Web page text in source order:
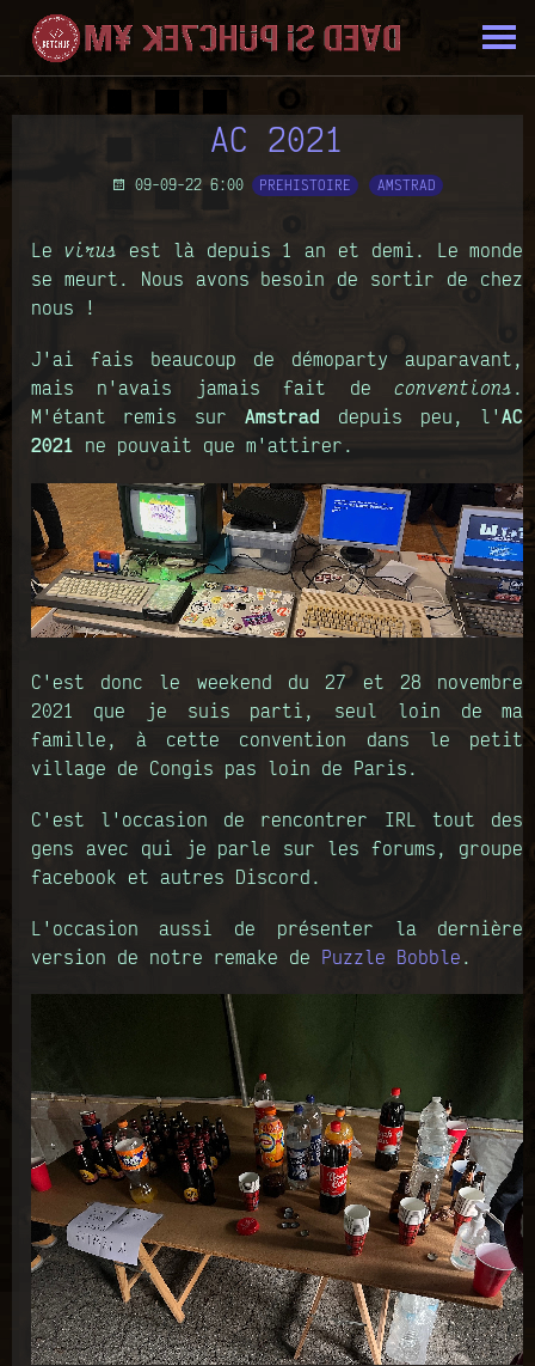
AC 2021
09-09-22 6:00 PREHISTOIRE AMSTRAD
Le virus est là depuis 1 an et demi. Le monde
se meurt. Nous avons besoin de sortir de chez
nous !
J'ai fais beaucoup de démoparty auparavant,
mais n'avais jamais fait deconventions .
M'étant remis sur Amstrad depuis peu, l'AC
2021 ne pouvait que m'attirer.
C'est donc le weekend du 27 et 28 novembre
2021 que je suis parti, seul loin de ma
famille, à cette convention dans le petit
village de Congis pas loin de Paris.
C'est l'occasion de rencontrer IRL tout des
gens avec qui je parle sur les forums, groupe
facebook et autres Discord.
L'occasion aussi de présenter la dernière
version de notre remake de Puzzle Bobble .